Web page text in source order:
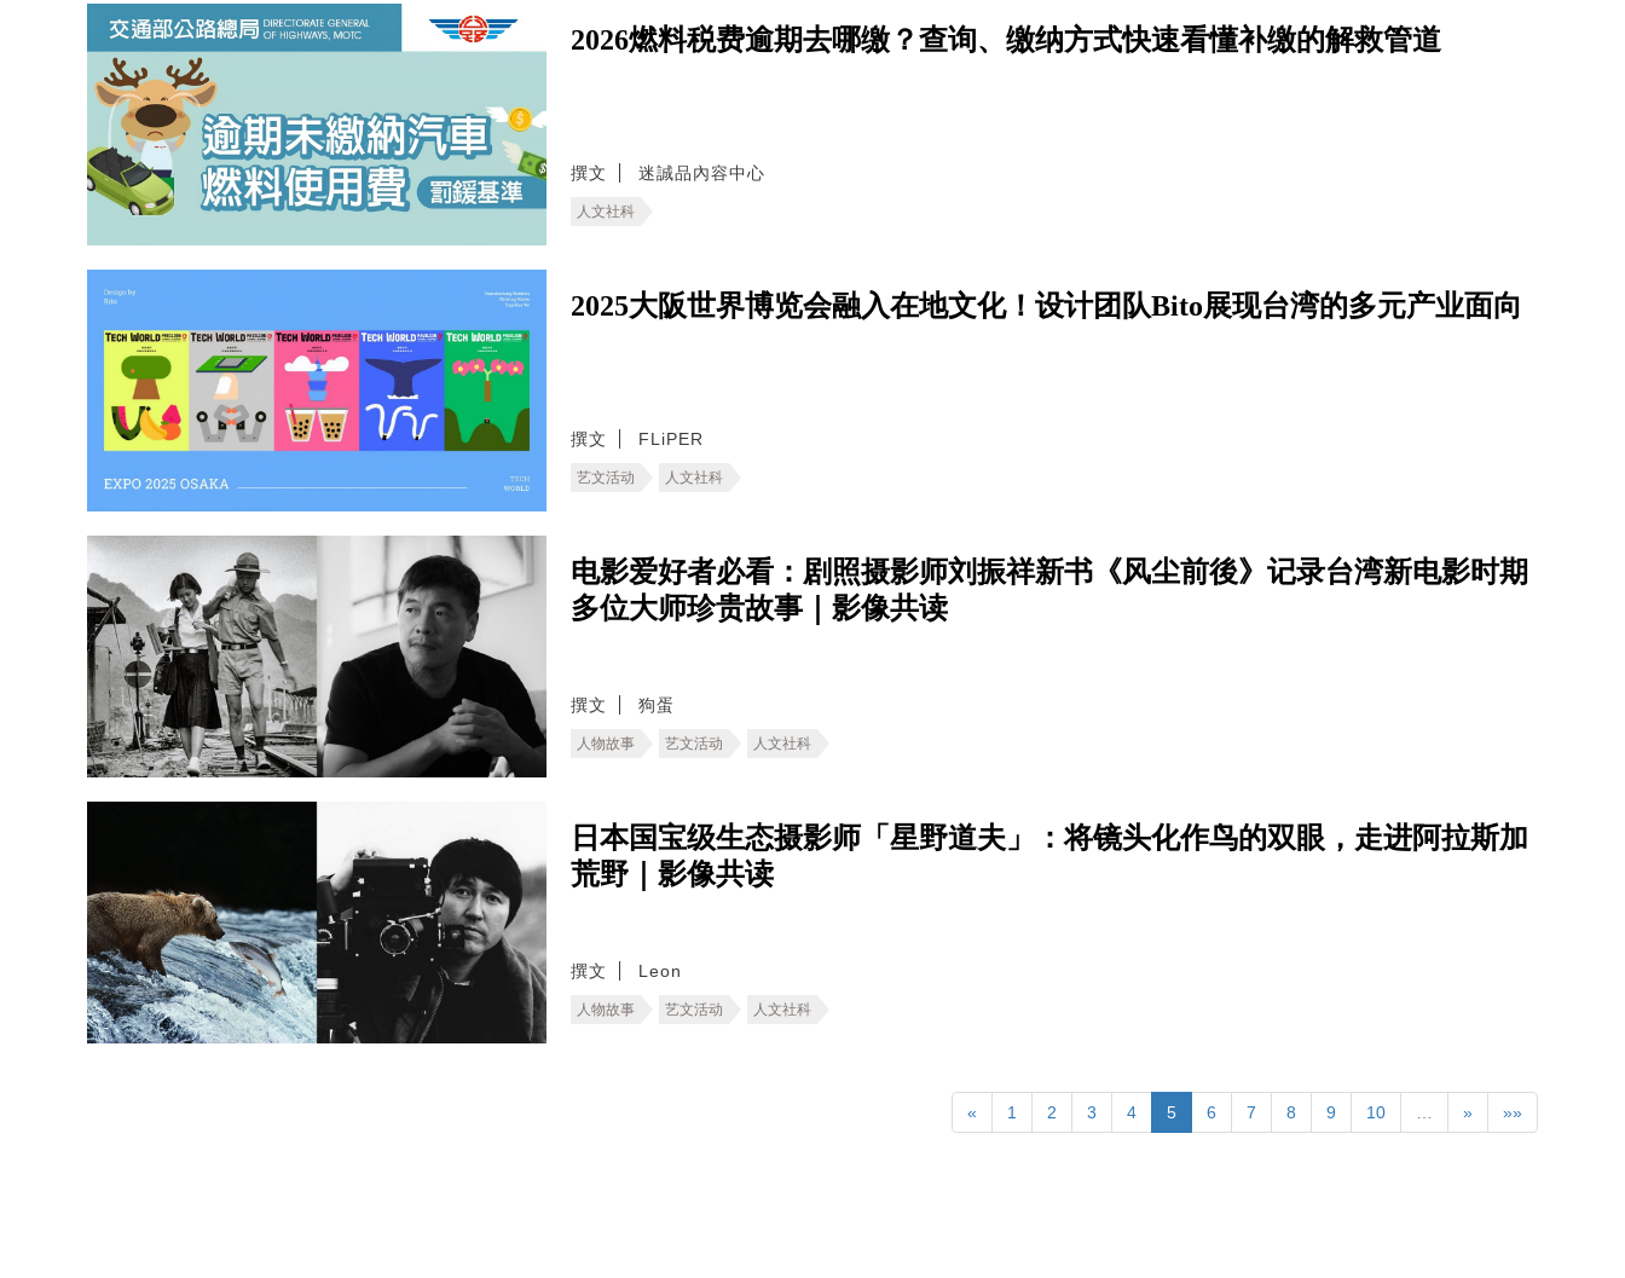
2026燃料税费逾期去哪缴？查询、缴纳方式快速看懂补缴的解救管道
撰文 迷誠品內容中心
人文社科
2025大阪世界博览会融入在地文化！设计团队Bito展现台湾的多元产业面向
撰文 FLiPER
艺文活动 人文社科
电影爱好者必看：剧照摄影师刘振祥新书《风尘前後》记录台湾新电影时期
多位大师珍贵故事｜影像共读
撰文 狗蛋
人物故事 艺文活动 人文社科
日本国宝级生态摄影师「星野道夫」：将镜头化作鸟的双眼，走进阿拉斯加
荒野｜影像共读
撰文 Leon
人物故事 艺文活动 人文社科
« 1 2 3 4 5 6 7 8 9 10 … » »»